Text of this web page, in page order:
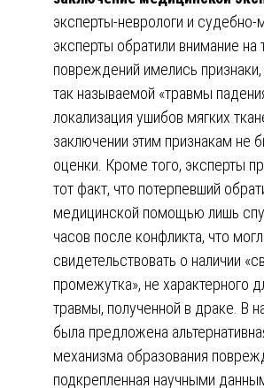
эксперты-неврологи и судебно-
эксперты обратили внимание на
повреждений имелись
так называемой «травмы
локализация ушибов мягких
заключении этим признакам не
оценки. Кроме того, эксперты
тот факт, что потерпевший
медицинской помощью лишь
часов после конфликта, что
свидетельствовать о наличии
промежутка», не характерного
травмы, полученной в драке. В
была предложена
механизма образования
подкрепленная научными